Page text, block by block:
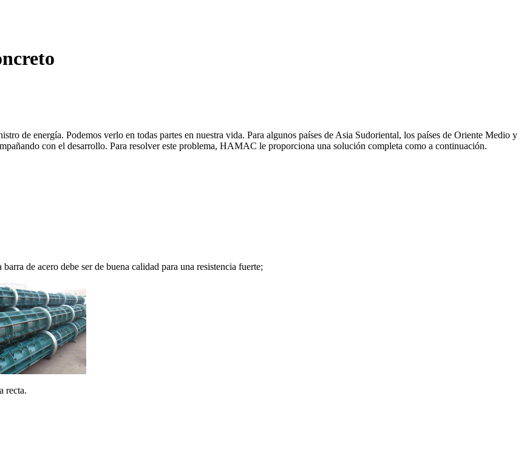
de energía. Podemos verlo en todas partes en nuestra vida. Para algunos países de Asia Sudoriental, los países de Oriente Medio y
con el desarrollo. Para resolver este problema, HAMAC le proporciona una solución completa como a continuación.
de acero debe ser de buena calidad para una resistencia fuerte;
recta.